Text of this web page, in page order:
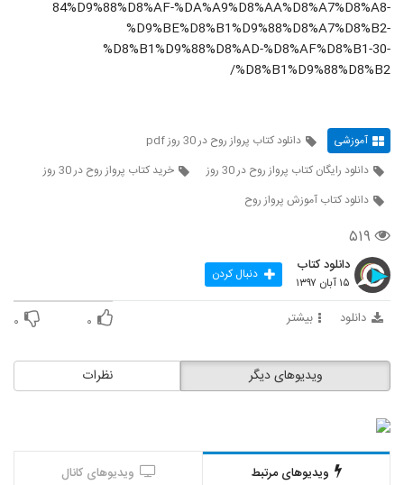
84%D9%88%D8%AF-%DA%A9%D8%AA%D8%A7%D8%A8-
%D9%BE%D8%B1%D9%88%D8%A7%D8%B2-
%D8%B1%D9%88%D8%AD-%D8%AF%D8%B1-30-
%D8%B1%D9%88%D8%B2/
آموزشی
دانلود کتاب پرواز روح در 30 روز pdf
دانلود رایگان کتاب پرواز روح در 30 روز
خرید کتاب پرواز روح در 30 روز
دانلود کتاب آموزش پرواز روح
۵۱۹
دانلود کتاب
۱۵ آبان ۱۳۹۷ دنبال کردن
دانلود بیشتر ۰ ۰
نظرات ویدیوهای دیگر
ویدیوهای مرتبط ویدیوهای کانال